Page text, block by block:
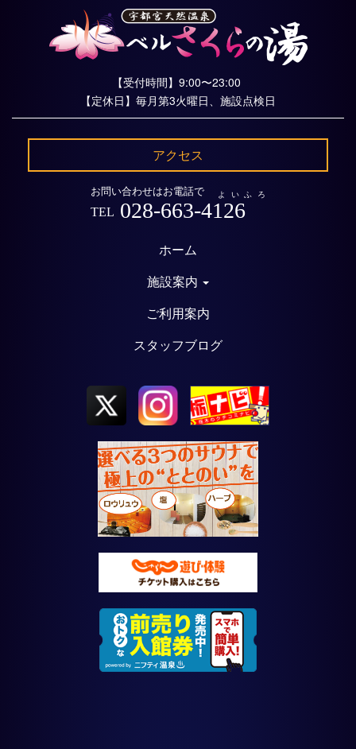
【受付時間】9:00〜23:00
【定休日】毎月第3火曜日、施設点検日
アクセス
お問い合わせはお電話で よいふろ
TEL 028-663-4126
ホーム
施設案内
ご利用案内
スタッフブログ